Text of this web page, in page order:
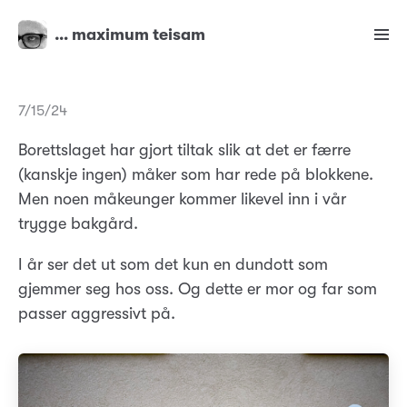
… maximum teisam
7/15/24
Borettslaget har gjort tiltak slik at det er færre
(kanskje ingen) måker som har rede på blokkene.
Men noen måkeunger kommer likevel inn i vår
trygge bakgård.
I år ser det ut som det kun en dundott som
gjemmer seg hos oss. Og dette er mor og far som
passer aggressivt på.